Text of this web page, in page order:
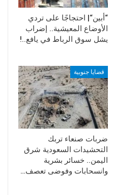
“أبين“| احتجاجًا على تردي
الأوضاع المعيشية.. إضراب
يشل سوق الرباط في يافع..!
قضايا جنوبية
ضربات صنعاء تربك
التحشيدات السعودية شرق
اليمن.. خسائر بشرية
وانسحابات وفوضى تعصف…